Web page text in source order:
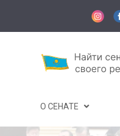
О СЕНАТЕ